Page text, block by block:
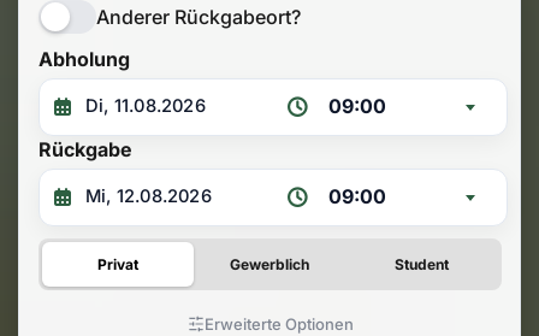
Anderer Rückgabeort?
Abholung
09:00
Rückgabe
09:00
Privat Gewerblich Student
Erweiterte Optionen